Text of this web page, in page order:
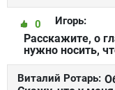
Игорь:
0
Расскажите, о
нужно носить,
Виталий Ротарь: